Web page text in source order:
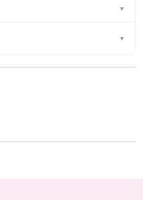
▼
▼